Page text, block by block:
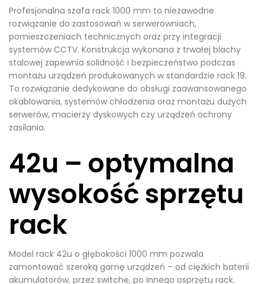
Profesjonalna szafa rack 1000 mm to niezawodne
rozwiązanie do zastosowań w serwerowniach,
pomieszczeniach technicznych oraz przy integracji
systemów CCTV. Konstrukcja wykonana z trwałej blachy
stalowej zapewnia solidność i bezpieczeństwo podczas
montażu urządzeń produkowanych w standardzie rack 19.
To rozwiązanie dedykowane do obsługi zaawansowanego
okablowania, systemów chłodzenia oraz montażu dużych
serwerów, macierzy dyskowych czy urządzeń ochrony
zasilania.
42u – optymalna
wysokość sprzętu
rack
Model rack 42u o głębokości 1000 mm pozwala
zamontować szeroką gamę urządzeń – od ciężkich baterii
akumulatorów, przez switche, po innego osprzętu rack.